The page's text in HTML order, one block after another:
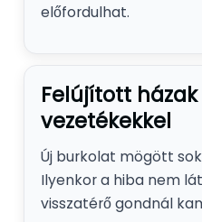
előfordulhat.
Felújított
vezetékekkel
Új burkolat mögött
Ilyenkor a hiba nem
visszatérő gondnál